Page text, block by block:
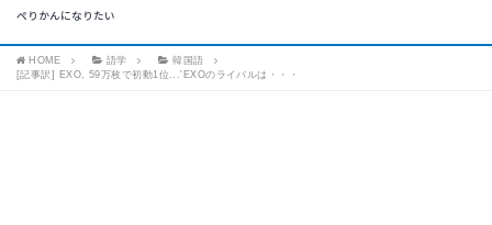
ぺりかんになりたい
HOME 語学
韓国語
[記事訳] EXO, 59万枚で初動1位...'EXOのライバルは・・・